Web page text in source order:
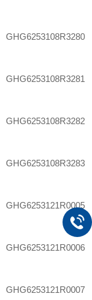
GHG6253108R3280
GHG6253108R3281
GHG6253108R3282
GHG6253108R3283
GHG6253121R0005
GHG6253121R0006
GHG6253121R0007